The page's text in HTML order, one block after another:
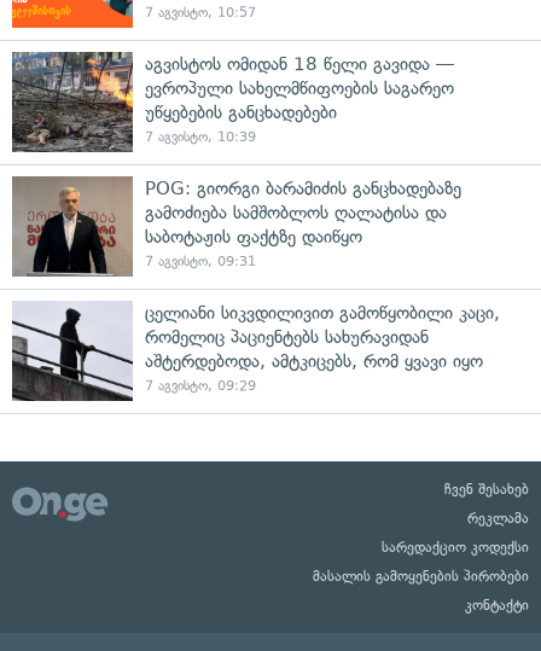
7 აგვისტო, 10:57
აგვისტოს ომიდან 18 წელი გავიდა —
ევროპული სახელმწიფოების საგარეო
უწყებების განცხადებები
7 აგვისტო, 10:39
POG: გიორგი ბარამიძის განცხადებაზე
გამოძიება სამშობლოს ღალატისა და
საბოტაჟის ფაქტზე დაიწყო
7 აგვისტო, 09:31
ცელიანი სიკვდილივით გამოწყობილი კაცი,
რომელიც პაციენტებს სახურავიდან
აშტერდებოდა, ამტკიცებს, რომ ყვავი იყო
7 აგვისტო, 09:29
ჩვენ შესახებ
რეკლამა
სარედაქციო კოდექსი
მასალის გამოყენების პირობები
კონტაქტი